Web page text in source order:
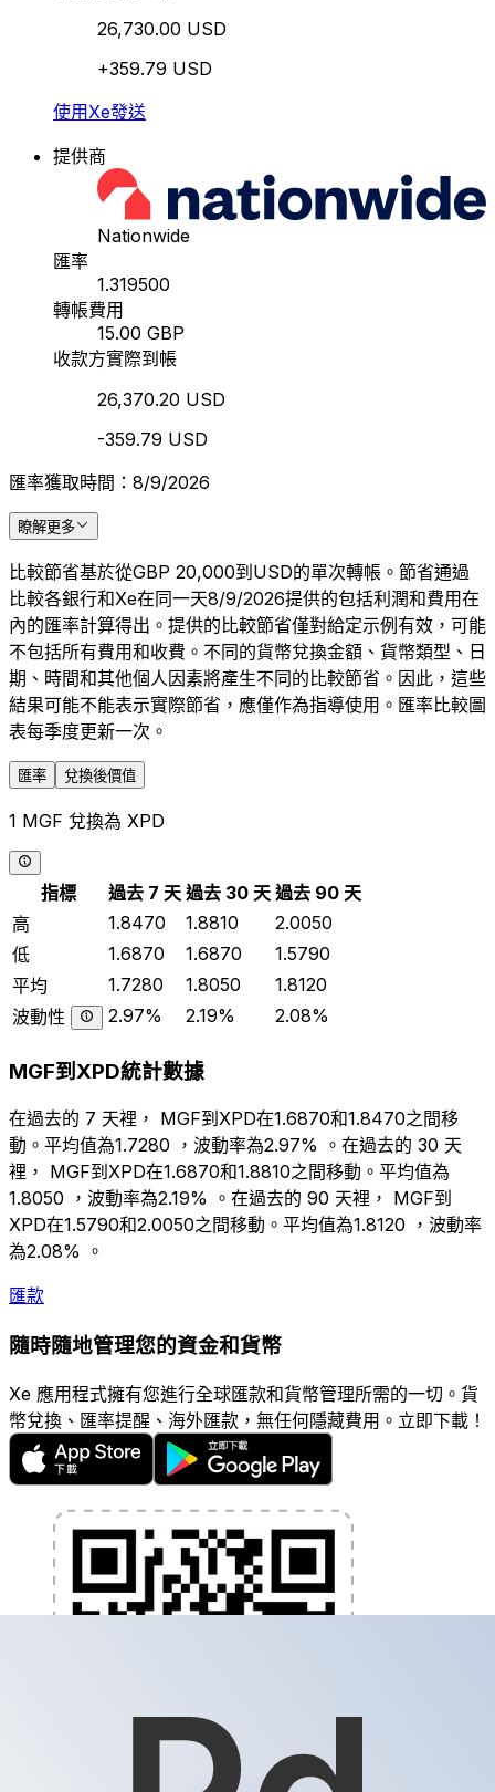
26,730.00 USD
+359.79 USD
使用Xe發送
提供商
Nationwide
匯率
1.319500
轉帳費用
15.00 GBP
收款方實際到帳
26,370.20 USD
-359.79 USD
匯率獲取時間：8/9/2026
瞭解更多
比較節省基於從GBP 20,000到USD的單次轉帳。節省通過
比較各銀行和Xe在同一天8/9/2026提供的包括利潤和費用在
內的匯率計算得出。提供的比較節省僅對給定示例有效，可能
不包括所有費用和收費。不同的貨幣兌換金額、貨幣類型、日
期、時間和其他個人因素將產生不同的比較節省。因此，這些
結果可能不能表示實際節省，應僅作為指導使用。匯率比較圖
表每季度更新一次。
匯率 兌換後價值
1 MGF 兌換為 XPD
指標 過去 7 天 過去 30 天 過去 90 天
高
1.8470 1.8810
2.0050
低
1.6870 1.6870
1.5790
平均
1.7280 1.8050
1.8120
波動性
2.97% 2.19% 2.08%
MGF到XPD統計數據
在過去的 7 天裡， MGF到XPD在1.6870和1.8470之間移
動。平均值為1.7280 ，波動率為2.97% 。在過去的 30 天
裡， MGF到XPD在1.6870和1.8810之間移動。平均值為
1.8050 ，波動率為2.19% 。在過去的 90 天裡， MGF到
XPD在1.5790和2.0050之間移動。平均值為1.8120 ，波動率
為2.08% 。
匯款
隨時隨地管理您的資金和貨幣
Xe 應用程式擁有您進行全球匯款和貨幣管理所需的一切。貨
幣兌換、匯率提醒、海外匯款，無任何隱藏費用。立即下載！